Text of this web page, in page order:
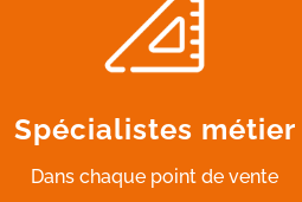
Spécialistes métier
Dans chaque point de vente